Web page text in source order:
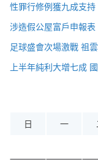
性罪行修例獲九成支
涉造假公屋富戶申報
足球盛會次場激戰 祖
上半年純利大增七成
日
一